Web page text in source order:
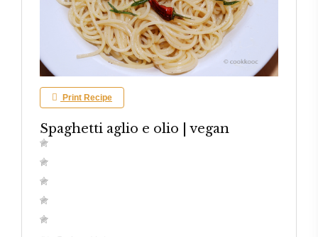
Print Recipe
Spaghetti aglio e olio | vegan